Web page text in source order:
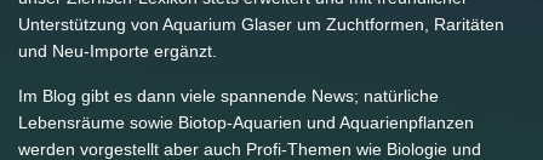
Unterstützung von Aquarium Glaser um Zuchtformen, Raritäten
und Neu-Importe ergänzt.
Im Blog gibt es dann viele spannende News; natürliche
Lebensräume sowie Biotop-Aquarien und Aquarienpflanzen
werden vorgestellt aber auch Profi-Themen wie Biologie und